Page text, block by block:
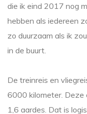
die ik eind 2017 nog
hebben als iedereen
zo duurzaam als ik
in de buurt.
De treinreis en
6000 kilometer. Deze
1,6 aardes. Dat is